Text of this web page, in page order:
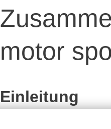
Einleitung